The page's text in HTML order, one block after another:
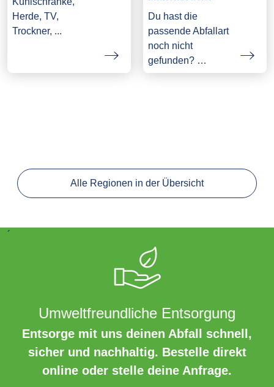
Herde, TV,
Trockner, ...
Du hast die
passende Abfallart
noch nicht
gefunden? …
Alle Regionen in der Übersicht
´
Umweltfreundliche Entsorgung
Entsorge mit uns deinen Abfall schnell,
sicher und nachhaltig. Bestelle direkt
online oder stelle deine Anfrage.